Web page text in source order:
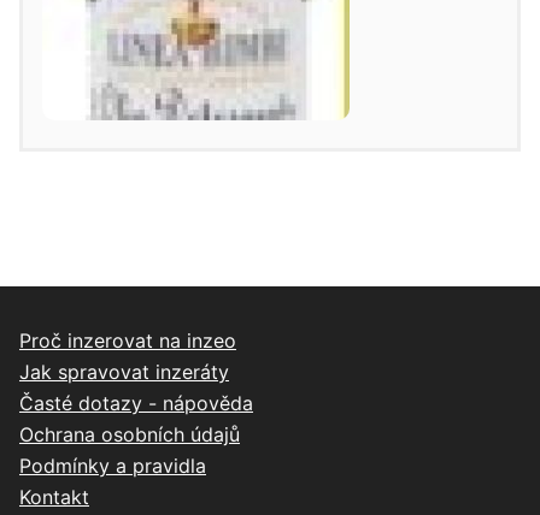
Proč inzerovat na inzeo
Jak spravovat inzeráty
Časté dotazy - nápověda
Ochrana osobních údajů
Podmínky a pravidla
Kontakt